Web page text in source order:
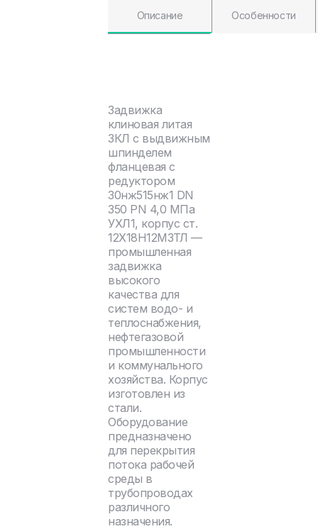
Описание Особенности
Задвижка
клиновая литая
ЗКЛ с выдвижным
шпинделем
фланцевая с
редуктором
30нж515нж1 DN
350 PN 4,0 МПа
УХЛ1, корпус ст.
12Х18Н12М3ТЛ —
промышленная
задвижка
высокого
качества для
систем водо- и
теплоснабжения,
нефтегазовой
промышленности
и коммунального
хозяйства. Корпус
изготовлен из
стали.
Оборудование
предназначено
для перекрытия
потока рабочей
среды в
трубопроводах
различного
назначения.